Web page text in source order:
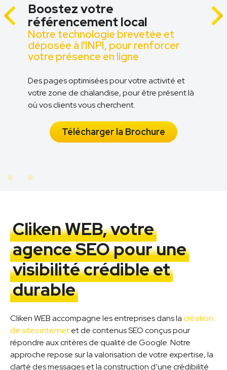
Boostez votre
référencement local
Notre technologie brevetée et
déposée à l'INPI, pour renforcer
votre présence en ligne
Des pages optimisées pour votre activité et
votre zone de chalandise, pour être présent là
où vos clients vous cherchent.
Télécharger la Brochure
Cliken WEB, votre
agence SEO pour une
visibilité crédible et
durable
Cliken WEB accompagne les entreprises dans lacréation
de sites internetet de contenus SEO conçus pour
répondre aux critères de qualité de Google. Notre
approche repose sur la valorisation de votre expertise, la
clarté des messages et la construction d’une crédibilité